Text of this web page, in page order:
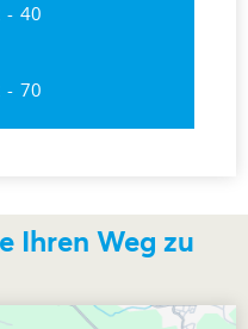
- 40
- 70
Ihren Weg zu